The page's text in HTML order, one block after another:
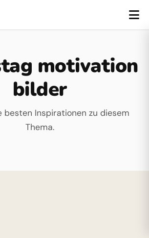
motivation
bilder
besten Inspirationen zu diesem
Thema.